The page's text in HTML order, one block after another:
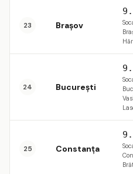
23 Brașov
24 Bucureşti
25 Constanța